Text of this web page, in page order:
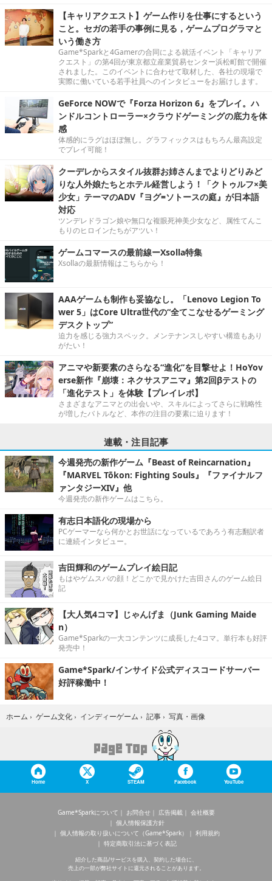
【キャリアクエスト】ゲーム作りを仕事にするという
こと。セガの若手の事例に見る，ゲームプログラマと
いう働き方
Game*Sparkと4Gamerの合同による就活イベント「キャリア
クエスト」の第4回が東京都立産業貿易センター浜松町館で開催
されました。このイベントに合わせて取材した、各社の現場で
実際に働いている若手社員へのインタビューをお届けします。
GeForce NOWで『Forza Horizon 6』をプレイ。ハ
ンドルコントローラー×クラウドゲーミングの底力を体
感
体感的にラグはほぼ無し。グラフィックスはもちろん最高設定
でプレイ可能！
クーデレからスタイル抜群お姉さんまでよりどりみど
りな人外娘たちとホテル経営しよう！「クトゥルフ×美
少女」テーマのADV『ヨグ=ソトースの庭』が日本語
対応
ツンデレドラゴン娘や無口な複眼死神美少女など、属性てんこ
もりのヒロインたちがアツい！
ゲームコマースの最前線ーXsolla特集
Xsollaの最新情報はこちらから！
AAAゲームも制作も妥協なし。「Lenovo Legion To
wer 5」はCore Ultra世代の“全てこなせるゲーミング
デスクトップ”
迫力を感じる強力スペック。メンテナンスしやすい構造もあり
がたい！
アニマや新要素のさらなる“進化”を目撃せよ！HoYov
erse新作『崩壊：ネクサスアニマ』第2回βテストの
「進化テスト」を体験【プレイレポ】
さまざまなアニマとの出会いや、スキルによってさらに戦略性
が増したバトルなど、本作の注目の要素に迫ります！
連載・注目記事
今週発売の新作ゲーム『Beast of Reincarnation』
『MARVEL Tōkon: Fighting Souls』『ファイナルフ
ァンタジーXIV』他
今週発売の新作ゲームはこちら。
有志日本語化の現場から
PCゲーマーなら何かとお世話になっているであろう有志翻訳者
に連続インタビュー。
吉田輝和のゲームプレイ絵日記
もはやゲムスパの顔！どこかで見かけた吉田さんのゲーム絵日
記
【大人気4コマ】じゃんげま（Junk Gaming Maide
n）
Game*Sparkの一大コンテンツに成長した4コマ。単行本も好評
発売中！
Game*Spark/インサイド公式ディスコードサーバー
好評稼働中！
ホーム › ゲーム文化 › インディーゲーム › 記事 › 写真・画像
Home X STEAM Facebook YouTube
Game*Sparkについて お問合せ 広告掲載
会社概要
個人情報保護方針
個人情報の取り扱いについて（Game*Spark）
利用規約
特定商取引法に基づく表記
紹介した商品/サービスを購入、契約した場合に、
売上の一部が弊社サイトに還元されることがあります。